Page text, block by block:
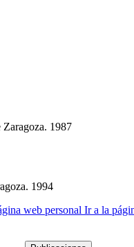
1987
1994
web personal Ir a la